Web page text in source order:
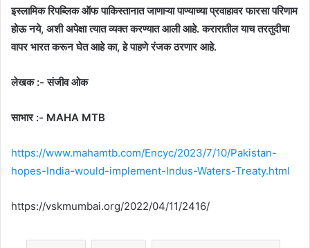
इस्लामिक रिपब्लिक ऑफ पाकिस्तानात जाणाऱ्या पाण्याच्या प्रवाहावर फारसा परिणाम
होऊ नये, अशी अपेक्षा त्यात व्यक्त करण्यात आली आहे. करारातील याच तरतुदीचा
वापर भारत करून घेत आहे का, हे पाहणे रंजक ठरणार आहे.
लेखक :- संजीव ओक
साभार :- MAHA MTB
https://www.mahamtb.com/Encyc/2023/7/10/Pakistan-
hopes-India-would-implement-Indus-Waters-Treaty.html
https://vskmumbai.org/2022/04/11/2416/